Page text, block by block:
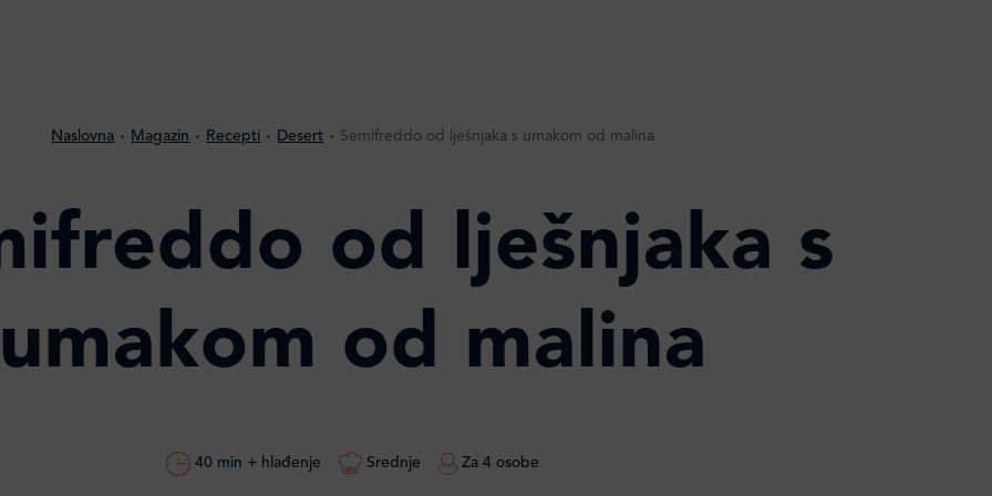
Naslovna Magazin Recepti Desert Semifreddo od lješnjaka s umakom od malina
od lješnjaka s
umakom od malina
40 min + hlađenje Srednje Za 4 osobe